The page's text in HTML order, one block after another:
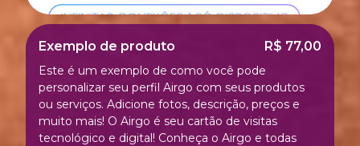
Exemplo de produto R$ 77,00
Este é um exemplo de como você pode
personalizar seu perfil Airgo com seus produtos
ou serviços. Adicione fotos, descrição, preços e
muito mais! O Airgo é seu cartão de visitas
tecnológico e digital! Conheça o Airgo e todas